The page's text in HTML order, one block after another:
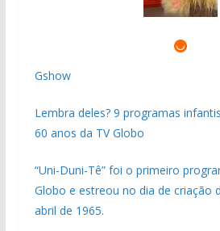
Gshow
Lembra deles? 9 programas
60 anos da TV Globo
“Uni-Duni-Tê” foi o primeiro
Globo e estreou no dia de criação
abril de 1965.